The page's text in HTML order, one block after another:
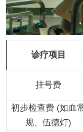
诊疗项目
挂号费
初步检查费 (如血
规、伍德灯)